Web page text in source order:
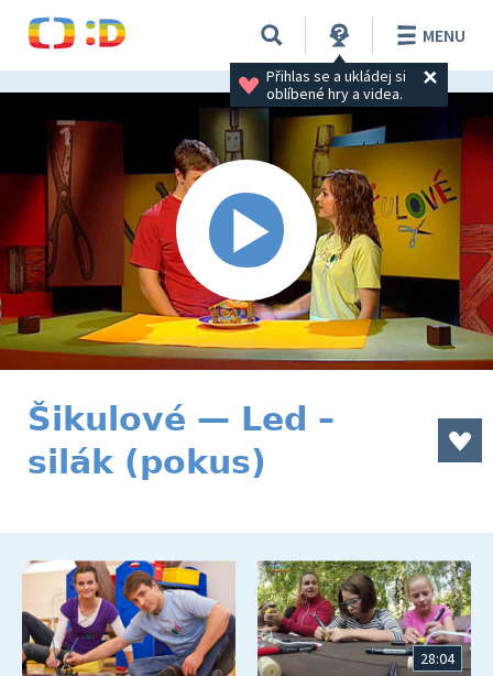
Přihlas se a ukládej si
oblíbené hry a videa.
MENU
Šikulové — Led –
silák (pokus)
28:04